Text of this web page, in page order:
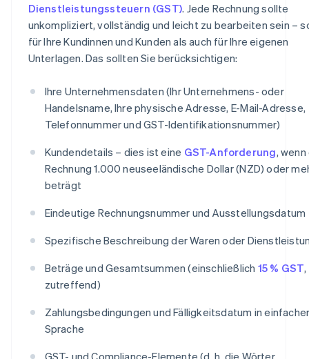
Dienstleistungssteuern (GST). Jede Rechnung sollte
unkompliziert, vollständig und leicht zu bearbeiten sein –
für Ihre Kundinnen und Kunden als auch für Ihre eigenen
Unterlagen. Das sollten Sie berücksichtigen:
Ihre Unternehmensdaten (Ihr Unternehmens- oder
Handelsname, Ihre physische Adresse, E-Mail-Adresse,
Telefonnummer und GST-Identifikationsnummer)
Kundendetails – dies ist eine GST-Anforderung,
Rechnung 1.000 neuseeländische Dollar (NZD) oder
beträgt
Eindeutige Rechnungsnummer und Ausstellungsdatum
Spezifische Beschreibung der Waren oder
Beträge und Gesamtsummen (einschließlich 15 % GST
zutreffend)
Zahlungsbedingungen und Fälligkeitsdatum in
Sprache
GST- und Compliance-Elemente (d. h. die Wörter